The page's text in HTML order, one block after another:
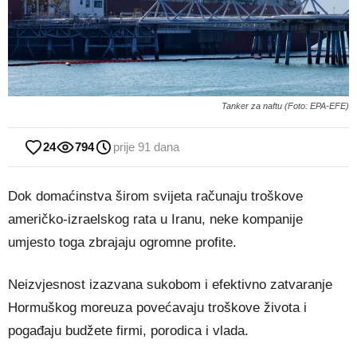
Tanker za naftu (Foto: EPA-EFE)
24 794 prije 91 dana
Dok domaćinstva širom svijeta računaju troškove
američko-izraelskog rata u Iranu, neke kompanije
umjesto toga zbrajaju ogromne profite.
Neizvjesnost izazvana sukobom i efektivno zatvaranje
Hormuškog moreuza povećavaju troškove života i
pogađaju budžete firmi, porodica i vlada.